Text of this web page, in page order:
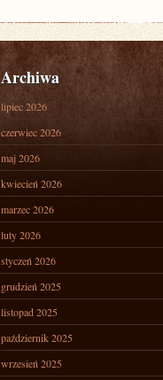
Archiwa
lipiec 2026
czerwiec 2026
maj 2026
kwiecień 2026
marzec 2026
luty 2026
styczeń 2026
grudzień 2025
listopad 2025
październik 2025
wrzesień 2025